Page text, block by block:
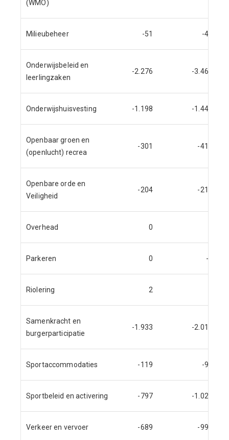
(WMO)
Milieubeheer -51 -41
Onderwijsbeleid en
leerlingzaken
-2.276 -3.468
Onderwijshuisvesting -1.198 -1.442
Openbaar groen en
(openlucht) recrea
-301 -414
Openbare orde en
Veiligheid
-204 -210
Overhead 0
Parkeren 0 -2
Riolering 2
Samenkracht en
burgerparticipatie
-1.933 -2.018
Sportaccommodaties -119 -90
Sportbeleid en activering -797 -1.029
Verkeer en vervoer -689 -993